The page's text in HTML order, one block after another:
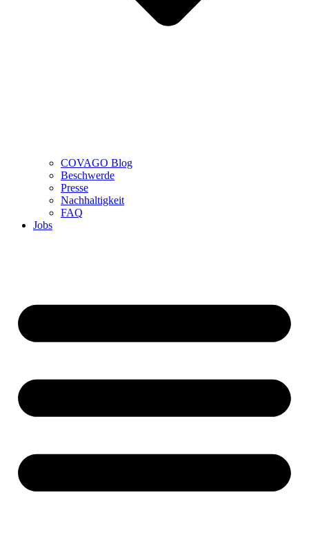
COVAGO Blog
Beschwerde
Presse
Nachhaltigkeit
FAQ
Jobs